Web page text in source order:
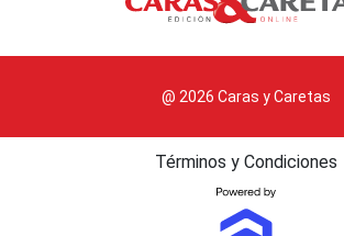
@ 2026 Caras y Caretas
Términos y Condiciones